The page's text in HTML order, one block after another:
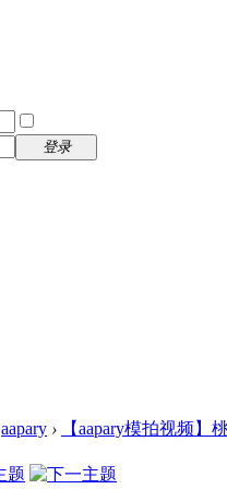
登录
aapary ›
【aapary模拍视频